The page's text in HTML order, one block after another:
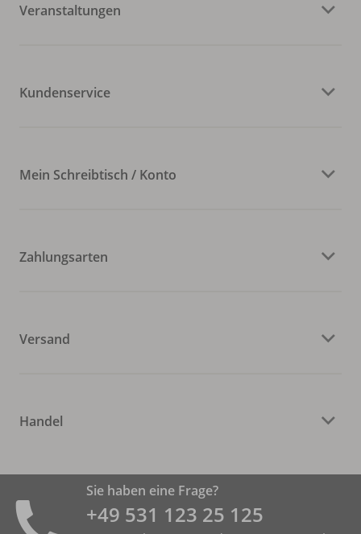
Veranstaltungen
Kundenservice
Mein Schreibtisch / Konto
Zahlungsarten
Versand
Handel
Sie haben eine Frage?
+49 531 ­123 25 125